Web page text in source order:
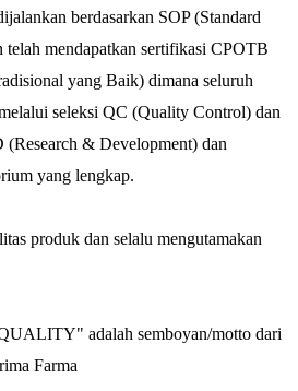
berdasarkan SOP (Standard
telah mendapatkan sertifikasi CPOTB
yang Baik) dimana seluruh
seleksi QC (Quality Control) dan
& Development) dan
yang lengkap.
produk dan selalu mengutamakan
adalah semboyan/motto dari
Farma